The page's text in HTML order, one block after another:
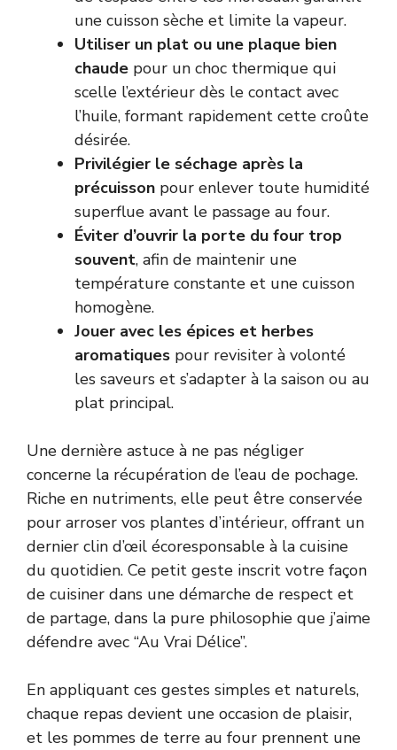
une cuisson sèche et limite la vapeur.
Utiliser un plat ou une plaque bien
chaude pour un choc thermique qui
scelle l’extérieur dès le contact avec
l’huile, formant rapidement cette croûte
désirée.
Privilégier le séchage après la
précuisson pour enlever toute humidité
superflue avant le passage au four.
Éviter d’ouvrir la porte du four trop
souvent, afin de maintenir une
température constante et une cuisson
homogène.
Jouer avec les épices et herbes
aromatiques pour revisiter à volonté
les saveurs et s’adapter à la saison ou au
plat principal.
Une dernière astuce à ne pas négliger
concerne la récupération de l’eau de pochage.
Riche en nutriments, elle peut être conservée
pour arroser vos plantes d’intérieur, offrant un
dernier clin d’œil écoresponsable à la cuisine
du quotidien. Ce petit geste inscrit votre façon
de cuisiner dans une démarche de respect et
de partage, dans la pure philosophie que j’aime
défendre avec “Au Vrai Délice”.
En appliquant ces gestes simples et naturels,
chaque repas devient une occasion de plaisir,
et les pommes de terre au four prennent une